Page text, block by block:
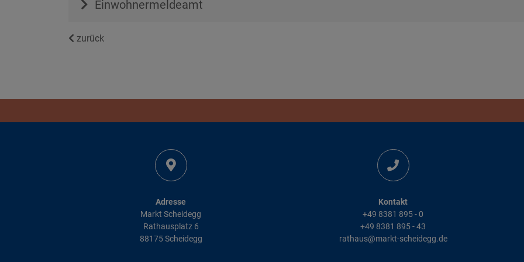
Einwohnermeldeamt
zurück
Adresse
Markt Scheidegg
Rathausplatz 6
88175 Scheidegg
Kontakt
+49 8381 895 - 0
+49 8381 895 - 43
rathaus@markt-scheidegg.de